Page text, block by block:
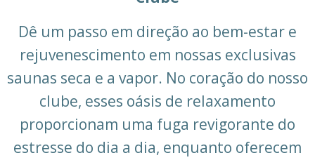
Dê um passo em direção ao bem-estar e
rejuvenescimento em nossas exclusivas
saunas seca e a vapor. No coração do nosso
clube, esses oásis de relaxamento
proporcionam uma fuga revigorante do
estresse do dia a dia, enquanto oferecem